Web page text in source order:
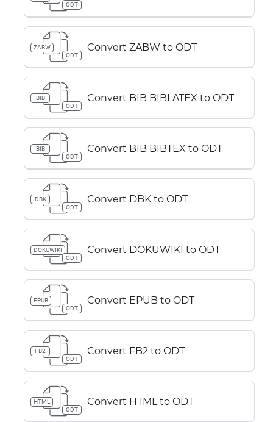
ODT
ZABW
ODT
Convert ZABW to ODT
BIB
ODT
Convert BIB BIBLATEX to ODT
BIB
ODT
Convert BIB BIBTEX to ODT
DBK
ODT
Convert DBK to ODT
DOKUWIKI
ODT
Convert DOKUWIKI to ODT
EPUB
ODT
Convert EPUB to ODT
FB2
ODT
Convert FB2 to ODT
HTML
ODT
Convert HTML to ODT